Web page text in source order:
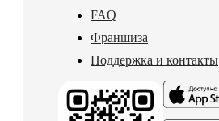
FAQ
Франшиза
Поддержка и контакты